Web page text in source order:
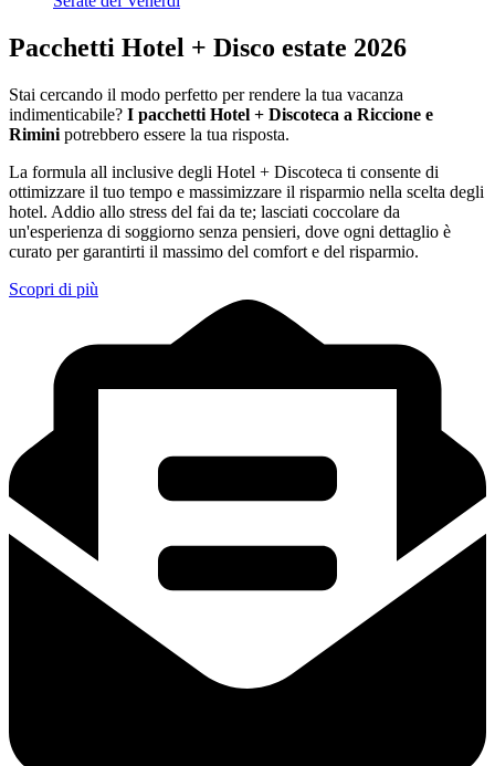
Pacchetti Hotel + Disco estate 2026
Stai cercando il modo perfetto per rendere la tua vacanza
indimenticabile? I pacchetti Hotel + Discoteca a Riccione e
Rimini potrebbero essere la tua risposta.
La formula all inclusive degli Hotel + Discoteca ti consente di
ottimizzare il tuo tempo e massimizzare il risparmio nella scelta degli
hotel. Addio allo stress del fai da te; lasciati coccolare da
un'esperienza di soggiorno senza pensieri, dove ogni dettaglio è
curato per garantirti il massimo del comfort e del risparmio.
Scopri di più